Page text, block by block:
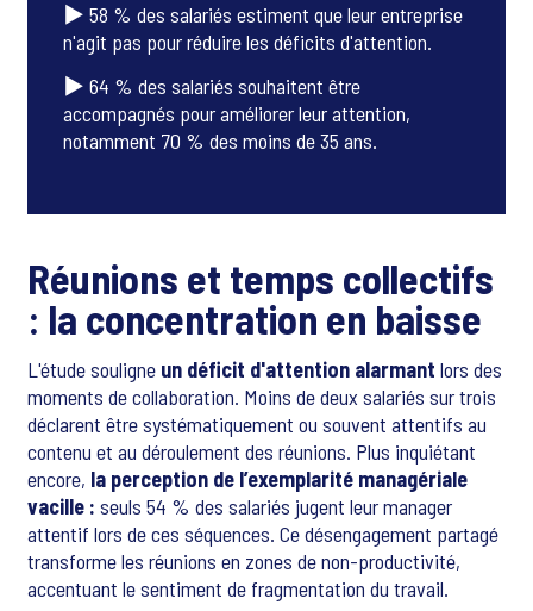
▶ 58 % des salariés estiment que leur entreprise
n'agit pas pour réduire les déficits d'attention.
▶ 64 % des salariés souhaitent être
accompagnés pour améliorer leur attention,
notamment 70 % des moins de 35 ans.
Réunions et temps collectifs
: la concentration en baisse
L'étude souligne un déficit d'attention alarmant lors des
moments de collaboration. Moins de deux salariés sur trois
déclarent être systématiquement ou souvent attentifs au
contenu et au déroulement des réunions. Plus inquiétant
encore, la perception de l’exemplarité managériale
vacille : seuls 54 % des salariés jugent leur manager
attentif lors de ces séquences. Ce désengagement partagé
transforme les réunions en zones de non-productivité,
accentuant le sentiment de fragmentation du travail.